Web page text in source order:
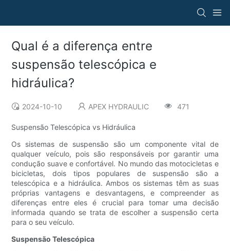
Qual é a diferença entre
suspensão telescópica e
hidráulica?
2024-10-10 APEX HYDRAULIC 471
Suspensão Telescópica vs Hidráulica
Os sistemas de suspensão são um componente vital de
qualquer veículo, pois são responsáveis ​​por garantir uma
condução suave e confortável. No mundo das motocicletas e
bicicletas, dois tipos populares de suspensão são a
telescópica e a hidráulica. Ambos os sistemas têm as suas
próprias vantagens e desvantagens, e compreender as
diferenças entre eles é crucial para tomar uma decisão
informada quando se trata de escolher a suspensão certa
para o seu veículo.
Suspensão Telescópica